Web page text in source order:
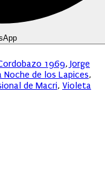
1969, Jorge
Noche de los Lapices,
de Macri, Violeta